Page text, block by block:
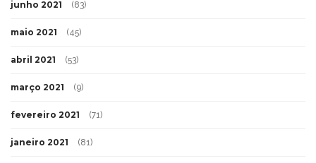
junho 2021 (83)
maio 2021 (45)
abril 2021 (53)
março 2021 (9)
fevereiro 2021 (71)
janeiro 2021 (81)